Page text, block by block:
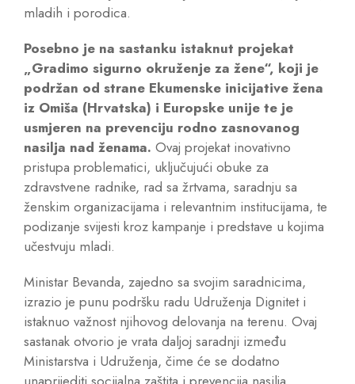
mladih i porodica.
Posebno je na sastanku istaknut projekat
„Gradimo sigurno okruženje za žene“, koji je
podržan od strane Ekumenske inicijative žena
iz Omiša (Hrvatska) i Europske unije te je
usmjeren na prevenciju rodno zasnovanog
nasilja nad ženama. Ovaj projekat inovativno
pristupa problematici, uključujući obuke za
zdravstvene radnike, rad sa žrtvama, saradnju sa
ženskim organizacijama i relevantnim institucijama, te
podizanje svijesti kroz kampanje i predstave u kojima
učestvuju mladi.
Ministar Bevanda, zajedno sa svojim saradnicima,
izrazio je punu podršku radu Udruženja Dignitet i
istaknuo važnost njihovog delovanja na terenu. Ovaj
sastanak otvorio je vrata daljoj saradnji između
Ministarstva i Udruženja, čime će se dodatno